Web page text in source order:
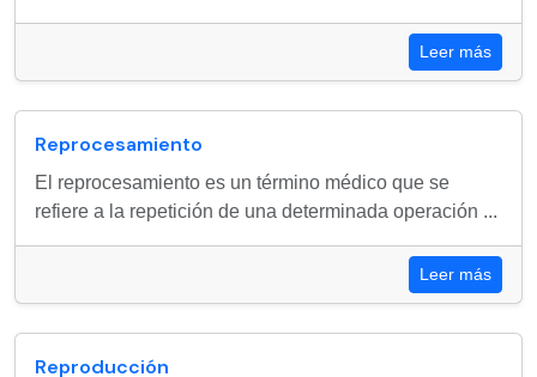
Leer más
Reprocesamiento
El reprocesamiento es un término médico que se
refiere a la repetición de una determinada operación ...
Leer más
Reproducción